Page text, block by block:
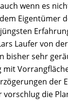
wenn es
Eigentümer
Laufer von
bisher sehr
der
die